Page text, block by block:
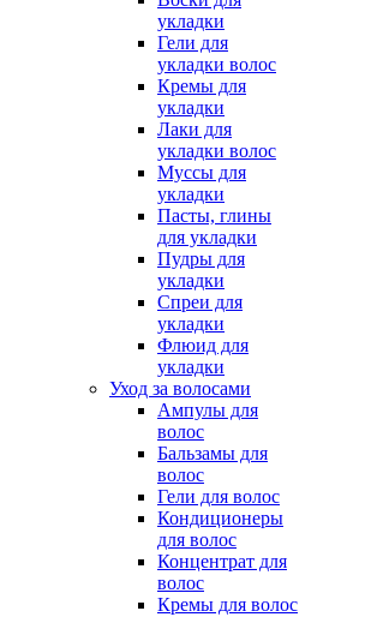
укладки
Гели для
укладки волос
Кремы для
укладки
Лаки для
укладки волос
Муссы для
укладки
Пасты, глины
для укладки
Пудры для
укладки
Спреи для
укладки
Флюид для
укладки
Уход за волосами
Ампулы для
волос
Бальзамы для
волос
Гели для волос
Кондиционеры
для волос
Концентрат для
волос
Кремы для волос